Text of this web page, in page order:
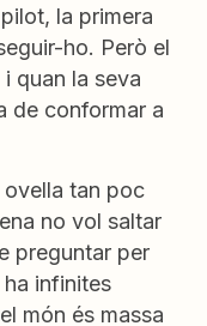
la primera
ho. Però el
quan la seva
de conformar a
ovella tan poc
no vol saltar
preguntar per
infinites
món és massa